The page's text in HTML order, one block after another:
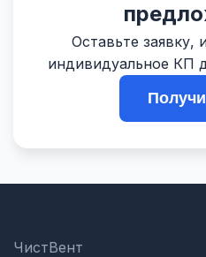
Оставьте
индивидуальное КП
ЧистВент